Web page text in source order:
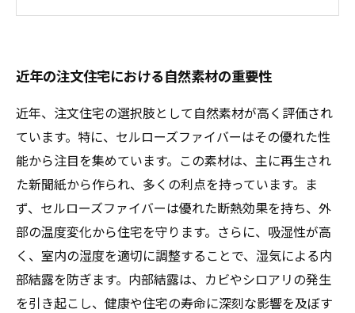
ーの効果
自然素材で健康的な住まいを手に入れよう
近年の注文住宅における自然素材の重要性
近年、注文住宅の選択肢として自然素材が高く評価され
ています。特に、セルローズファイバーはその優れた性
能から注目を集めています。この素材は、主に再生され
た新聞紙から作られ、多くの利点を持っています。ま
ず、セルローズファイバーは優れた断熱効果を持ち、外
部の温度変化から住宅を守ります。さらに、吸湿性が高
く、室内の湿度を適切に調整することで、湿気による内
部結露を防ぎます。内部結露は、カビやシロアリの発生
を引き起こし、健康や住宅の寿命に深刻な影響を及ぼす